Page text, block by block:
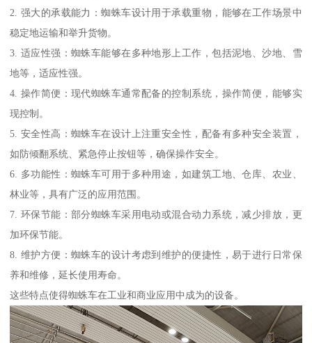
2. 强大的承载能力：蜘蛛车设计用于承载重物，能够在工作场景中
稳定地运输和举升货物。
3. 适应性强：蜘蛛车能够在多种地形上工作，包括泥地、沙地、雪
地等，适应性强。
4. 操作简便：现代蜘蛛车通常配备的控制系统，操作简便，能够实
现控制。
5. 安全性高：蜘蛛车在设计上注重安全性，配备有多种安全装置，
如防倾翻系统、紧急停止按钮等，确保操作安全。
6. 多功能性：蜘蛛车可用于多种用途，如建筑工地、仓库、农业、
林业等，具有广泛的应用范围。
7. 环保节能：部分蜘蛛车采用电动或混合动力系统，减少排放，更
加环保节能。
8. 维护方便：蜘蛛车的设计考虑到维护的便捷性，易于进行日常保
养和维修，延长使用寿命。
这些特点使得蜘蛛车在工业和商业应用中成为的设备。